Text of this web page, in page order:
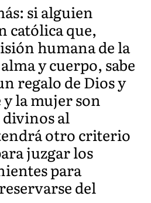
si alguien
católica que,
humana de la
y cuerpo, sabe
regalo de Dios y
la mujer son
al
otro criterio
juzgar los
para
del